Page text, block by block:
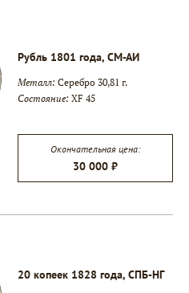
Рубль 1801 года, СМ-АИ
Металл: Серебро 30,81 г.
Состояние: XF 45
Окончательная цена:
30 000 ₽
20 копеек 1828 года, СПБ-НГ